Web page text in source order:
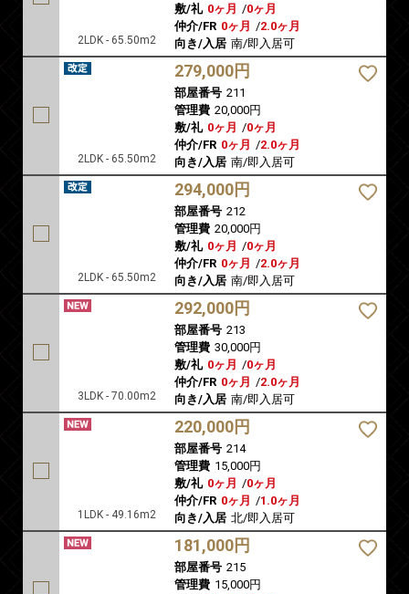
2LDK - 65.50m2
敷/礼 0ヶ月 /0ヶ月
仲介/FR 0ヶ月 /2.0ヶ月
向き/入居 南/即入居可
2LDK - 65.50m2
279,000円
部屋番号 211
管理費 20,000円
敷/礼 0ヶ月 /0ヶ月
仲介/FR 0ヶ月 /2.0ヶ月
向き/入居 南/即入居可
2LDK - 65.50m2
294,000円
部屋番号 212
管理費 20,000円
敷/礼 0ヶ月 /0ヶ月
仲介/FR 0ヶ月 /2.0ヶ月
向き/入居 南/即入居可
3LDK - 70.00m2
292,000円
部屋番号 213
管理費 30,000円
敷/礼 0ヶ月 /0ヶ月
仲介/FR 0ヶ月 /2.0ヶ月
向き/入居 南/即入居可
1LDK - 49.16m2
220,000円
部屋番号 214
管理費 15,000円
敷/礼 0ヶ月 /0ヶ月
仲介/FR 0ヶ月 /1.0ヶ月
向き/入居 北/即入居可
181,000円
部屋番号 215
管理費 15,000円